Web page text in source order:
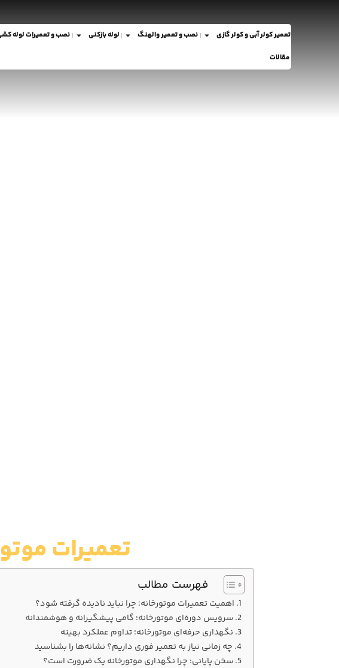
تعمیر کولر آبی و کولر گازی نصب و تعمیر والهنگ لوله بازکنی نصب و تعمیرات لوله
مقالات
تعمیرات
فهرست مطالب
اهمیت تعمیرات موتورخانه؛ چرا نباید نادیده گرفته شود؟
سرویس دوره‌ای موتورخانه؛ گامی پیشگیرانه و هوشمندانه
نگهداری حرفه‌ای موتورخانه؛ تداوم عملکرد بهینه
چه زمانی نیاز به تعمیر فوری داریم؟ نشانه‌ها را بشناسید
سخن پایانی: چرا نگهداری موتورخانه یک ضرورت است؟